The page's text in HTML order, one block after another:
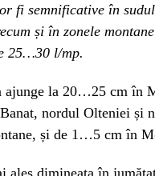
fi semnificative în
și în zonele
25…30 l/mp.
ajunge la 20…25 cm
nordul Olteniei și
și de 1…5 cm în
ales dimineața în